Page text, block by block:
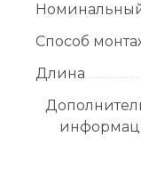
Способ
Длина